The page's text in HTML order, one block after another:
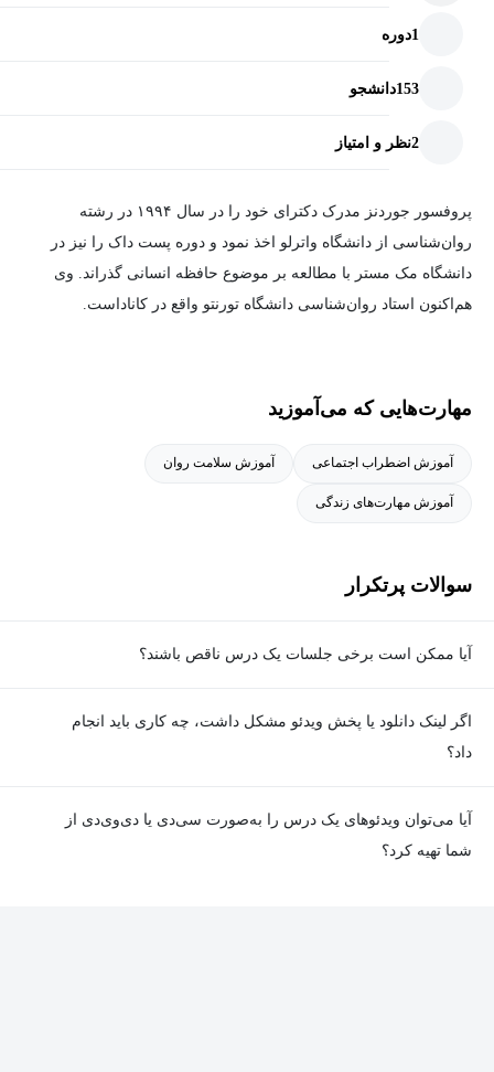
1دوره
153دانشجو
2نظر و امتیاز
پروفسور جوردنز مدرک دکترای خود را در سال ۱۹۹۴ در رشته
روان‌شناسی از دانشگاه واترلو اخذ نمود و دوره پست داک را نیز در
دانشگاه مک مستر با مطالعه بر موضوع حافظه انسانی گذراند. وی
هم‌اکنون استاد روان‌شناسی دانشگاه تورنتو واقع در کاناداست.
مهارت‌هایی که می‌آموزید
آموزش اضطراب اجتماعی آموزش سلامت روان
آموزش مهارت‌های زندگی
سوالات پرتکرار
آیا ممکن است برخی جلسات یک درس ناقص باشند؟
اگر لینک دانلود یا پخش ویدئو مشکل داشت، چه کاری باید انجام
داد؟
آیا می‌توان ویدئوهای یک درس را به‌صورت سی‌دی یا دی‌وی‌دی از
شما تهیه کرد؟